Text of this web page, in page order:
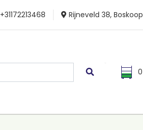
+31172213468 Rijneveld 38, Boskoop
0